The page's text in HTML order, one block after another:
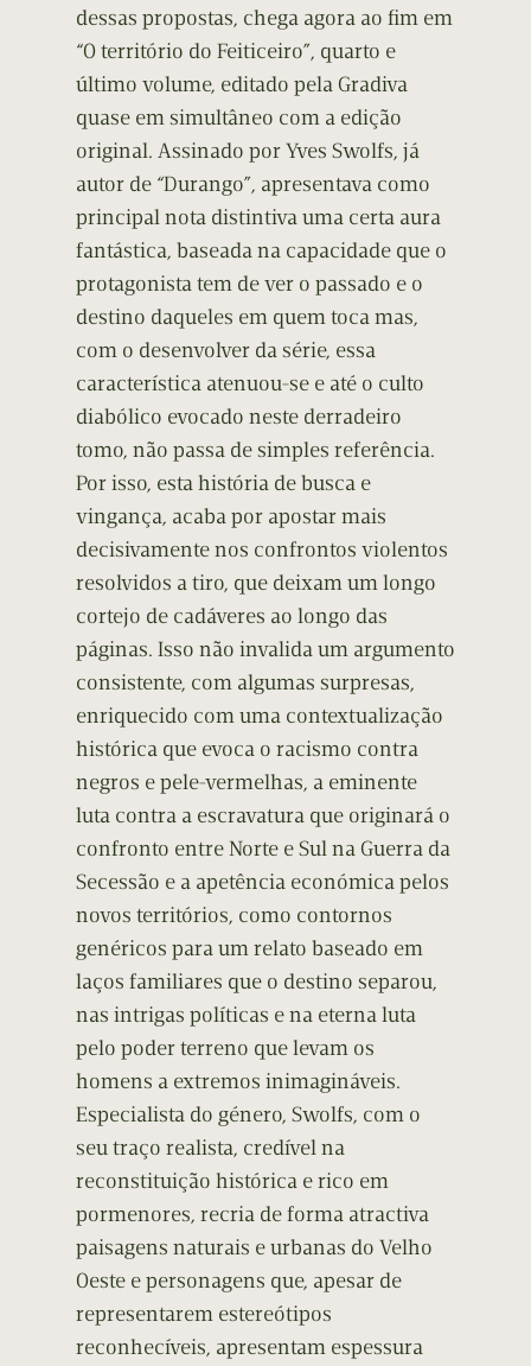
dessas propostas, chega agora ao fim em
“O território do Feiticeiro”, quarto e
último volume, editado pela Gradiva
quase em simultâneo com a edição
original. Assinado por Yves Swolfs, já
autor de “Durango”, apresentava como
principal nota distintiva uma certa aura
fantástica, baseada na capacidade que o
protagonista tem de ver o passado e o
destino daqueles em quem toca mas,
com o desenvolver da série, essa
característica atenuou-se e até o culto
diabólico evocado neste derradeiro
tomo, não passa de simples referência.
Por isso, esta história de busca e
vingança, acaba por apostar mais
decisivamente nos confrontos violentos
resolvidos a tiro, que deixam um longo
cortejo de cadáveres ao longo das
páginas. Isso não invalida um argumento
consistente, com algumas surpresas,
enriquecido com uma contextualização
histórica que evoca o racismo contra
negros e pele-vermelhas, a eminente
luta contra a escravatura que originará o
confronto entre Norte e Sul na Guerra da
Secessão e a apetência económica pelos
novos territórios, como contornos
genéricos para um relato baseado em
laços familiares que o destino separou,
nas intrigas políticas e na eterna luta
pelo poder terreno que levam os
homens a extremos inimagináveis.
Especialista do género, Swolfs, com o
seu traço realista, credível na
reconstituição histórica e rico em
pormenores, recria de forma atractiva
paisagens naturais e urbanas do Velho
Oeste e personagens que, apesar de
representarem estereótipos
reconhecíveis, apresentam espessura